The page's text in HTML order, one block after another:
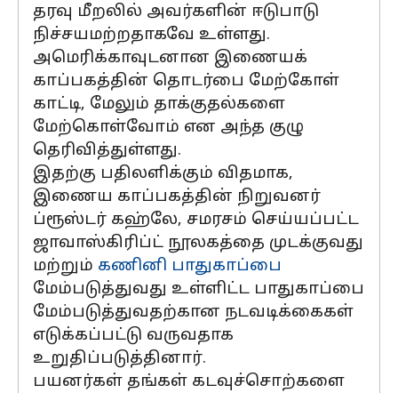
தரவு மீறலில் அவர்களின் ஈடுபாடு
நிச்சயமற்றதாகவே உள்ளது.
அமெரிக்காவுடனான இணையக்
காப்பகத்தின் தொடர்பை மேற்கோள்
காட்டி, மேலும் தாக்குதல்களை
மேற்கொள்வோம் என அந்த குழு
தெரிவித்துள்ளது.
இதற்கு பதிலளிக்கும் விதமாக,
இணைய காப்பகத்தின் நிறுவனர்
ப்ரூஸ்டர் கஹ்லே, சமரசம் செய்யப்பட்ட
ஜாவாஸ்கிரிப்ட் நூலகத்தை முடக்குவது
மற்றும் கணினி பாதுகாப்பை
மேம்படுத்துவது உள்ளிட்ட பாதுகாப்பை
மேம்படுத்துவதற்கான நடவடிக்கைகள்
எடுக்கப்பட்டு வருவதாக
உறுதிப்படுத்தினார்.
பயனர்கள் தங்கள் கடவுச்சொற்களை